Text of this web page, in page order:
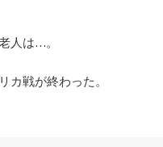
人は…。
カ戦が終わった。